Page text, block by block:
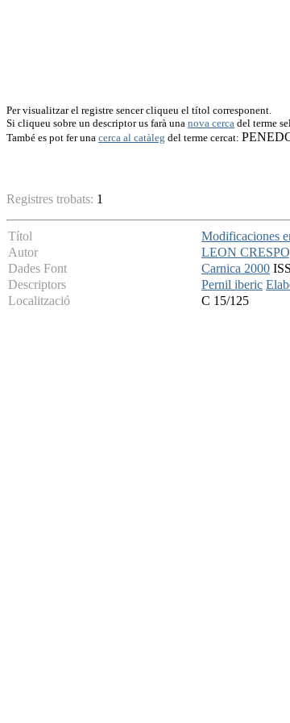
Per visualitzar el registre sencer cliqueu el títol corresponent.
Si cliqueu sobre un descriptor us farà una nova cerca del terme
També es pot fer una cerca al catàleg del terme cercat:
Registres trobats: 1
Títol
Modificaciones
Autor
LEON
Dades Font
Carnica 2000
Descriptors
Pernil iberic
Localització
C 15/125